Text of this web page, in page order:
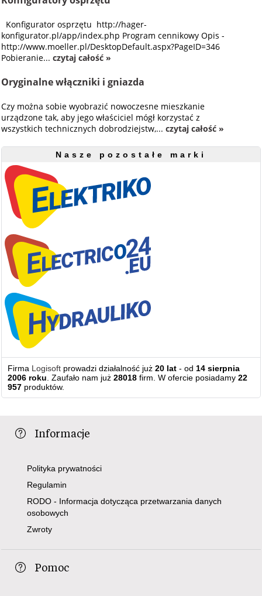
Konfigurator osprzętu http://hager-
konfigurator.pl/app/index.php Program cennikowy Opis -
http://www.moeller.pl/DesktopDefault.aspx?PageID=346
Pobieranie...czytaj całość »
Oryginalne włączniki i gniazda
Czy można sobie wyobrazić nowoczesne mieszkanie
urządzone tak, aby jego właściciel mógł korzystać z
wszystkich technicznych dobrodziejstw,...czytaj całość »
Nasze pozostałe marki
Firma Logisoft prowadzi działalność już20 lat - od 14 sierpnia
2006 roku . Zaufało nam już28018 firm. W ofercie posiadamy22
957 produktów.
Informacje
Polityka prywatności
Regulamin
RODO - Informacja dotycząca przetwarzania danych
osobowych
Zwroty
Pomoc